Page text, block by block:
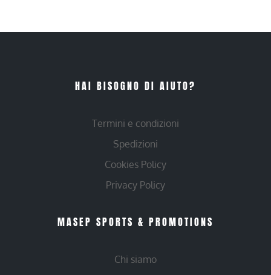
HAI BISOGNO DI AIUTO?
Termini e condizioni
Spedizioni
Cookies Policy
Privacy Policy
MASEP SPORTS & PROMOTIONS
Chi siamo